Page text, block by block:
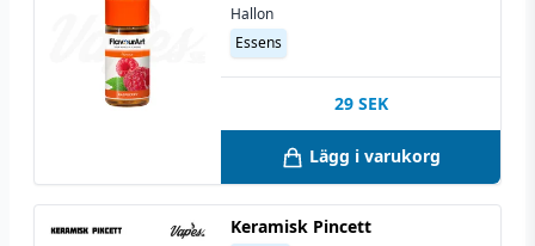
Hallon
Essens
29 SEK
Lägg i varukorg
Keramisk Pincett